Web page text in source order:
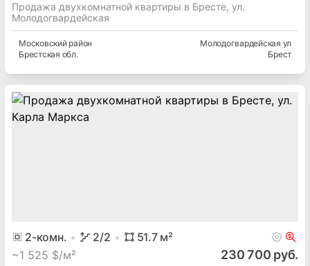
Продажа двухкомнатной квартиры в Бресте, ул.
Молодогвардейская
Московскийрайон
Брестская обл.
Молодогвардейская ул
Брест
2-комн. 2/2 51.7м²
~1 525 $/м² 230 700 руб.